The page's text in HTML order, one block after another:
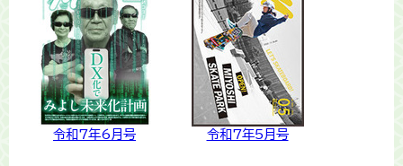
令和7年6月号 令和7年5月号